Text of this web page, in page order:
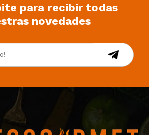
para recibir todas
novedades